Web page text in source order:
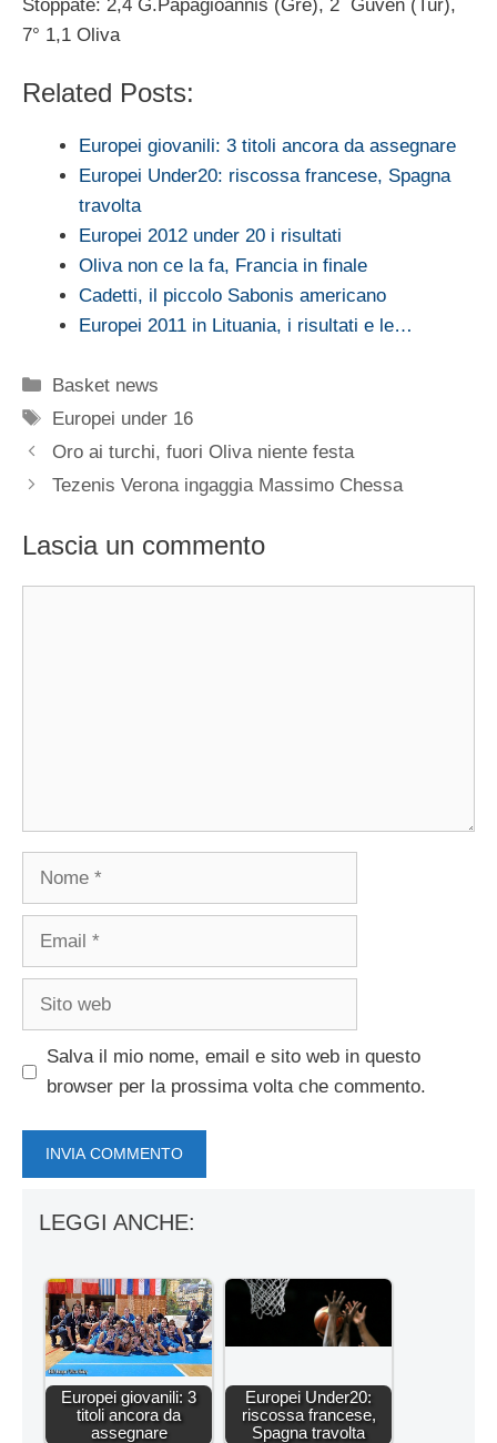
Stoppate: 2,4 G.Papagioannis (Gre), 2 Guven (Tur),
7° 1,1 Oliva
Related Posts:
Europei giovanili: 3 titoli ancora da assegnare
Europei Under20: riscossa francese, Spagna
travolta
Europei 2012 under 20 i risultati
Oliva non ce la fa, Francia in finale
Cadetti, il piccolo Sabonis americano
Europei 2011 in Lituania, i risultati e le…
Categorie
Basket news
Tag
Europei under 16
Oro ai turchi, fuori Oliva niente festa
Tezenis Verona ingaggia Massimo Chessa
Lascia un commento
Nome
Email
Sito
Salva il mio nome, email e sito web in questo
browser per la prossima volta che commento.
LEGGI ANCHE:
Europei giovanili: 3
titoli ancora da
assegnare
Europei Under20:
riscossa francese,
Spagna travolta